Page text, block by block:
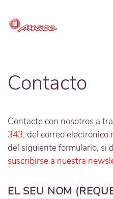
Contacto
Contacte con nosotros a
343, del correo electrónico
del siguiente formulario, si
suscribirse a nuestra
EL SEU NOM